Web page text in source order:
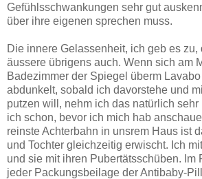
Gefühlsschwankungen sehr gut
über ihre eigenen sprechen muss.
Die innere Gelassenheit, ich geb es zu,
äussere übrigens auch. Wenn sich am
Badezimmer der Spiegel überm
abdunkelt, sobald ich davorstehe und
putzen will, nehm ich das natürlich
ich schon, bevor ich mich hab
reinste Achterbahn in unsrem Haus ist
und Tochter gleichzeitig erwischt. Ich
und sie mit ihren Pubertätsschüben. Im
jeder Packungsbeilage der Antibaby-